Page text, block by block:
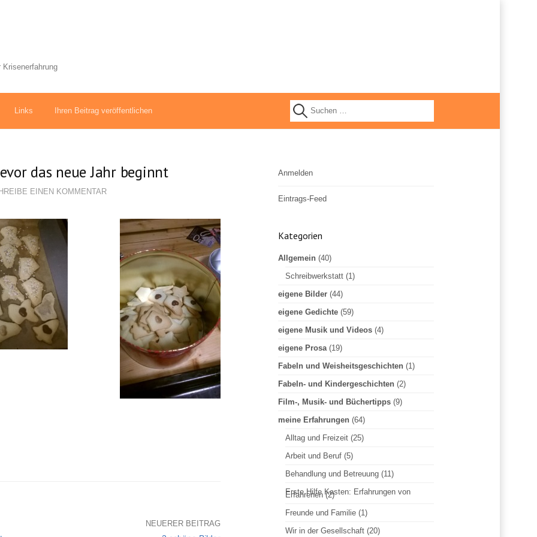
Links Ihren Beitrag veröffentlichen S
e
n
n
a
c
h
:
das neue Jahr beginnt
EINEN KOMMENTAR
NEUERER BEITRAG
Anmelden
Eintrags-Feed
Kategorien
Allgemein (40)
Schreibwerkstatt (1)
eigene Bilder (44)
eigene Gedichte (59)
eigene Musik und Videos (4)
eigene Prosa(19)
Fabeln und Weisheitsgeschichten (1)
Fabeln- und Kindergeschichten (2)
Film-, Musik- und Büchertipps (9)
meine Erfahrungen (64)
Alltag und Freizeit (25)
Arbeit und Beruf (5)
Behandlung und Betreuung (11)
Erste Hilfe Kasten: Erfahrungen von
Erfahrenen (2)
Freunde und Familie (1)
Wir in der Gesellschaft (20)